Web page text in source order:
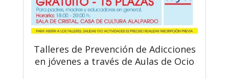
Talleres de Prevención de Adicciones
en jóvenes a través de Aulas de Ocio